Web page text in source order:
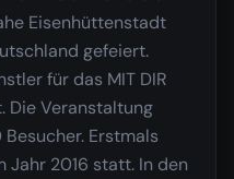
Eisenhüttenstadt
gefeiert.
für das MIT DIR
Die Veranstaltung
Erstmals
Jahr 2016 statt. In den